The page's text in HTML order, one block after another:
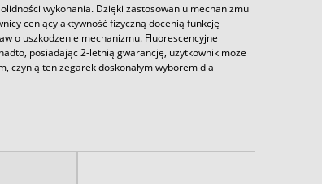
wykonania. Dzięki zastosowaniu mechanizmu
ceniący aktywność fizyczną docenią funkcję
o uszkodzenie mechanizmu. Fluorescencyjne
posiadając 2-letnią gwarancję, użytkownik może
czynią ten zegarek doskonałym wyborem dla